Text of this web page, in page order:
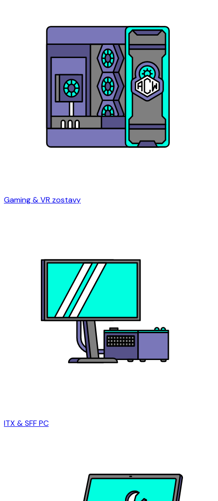
Gaming & VR zostavy
ITX & SFF PC